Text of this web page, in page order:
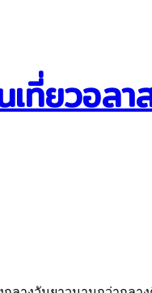
เที่ยวอล